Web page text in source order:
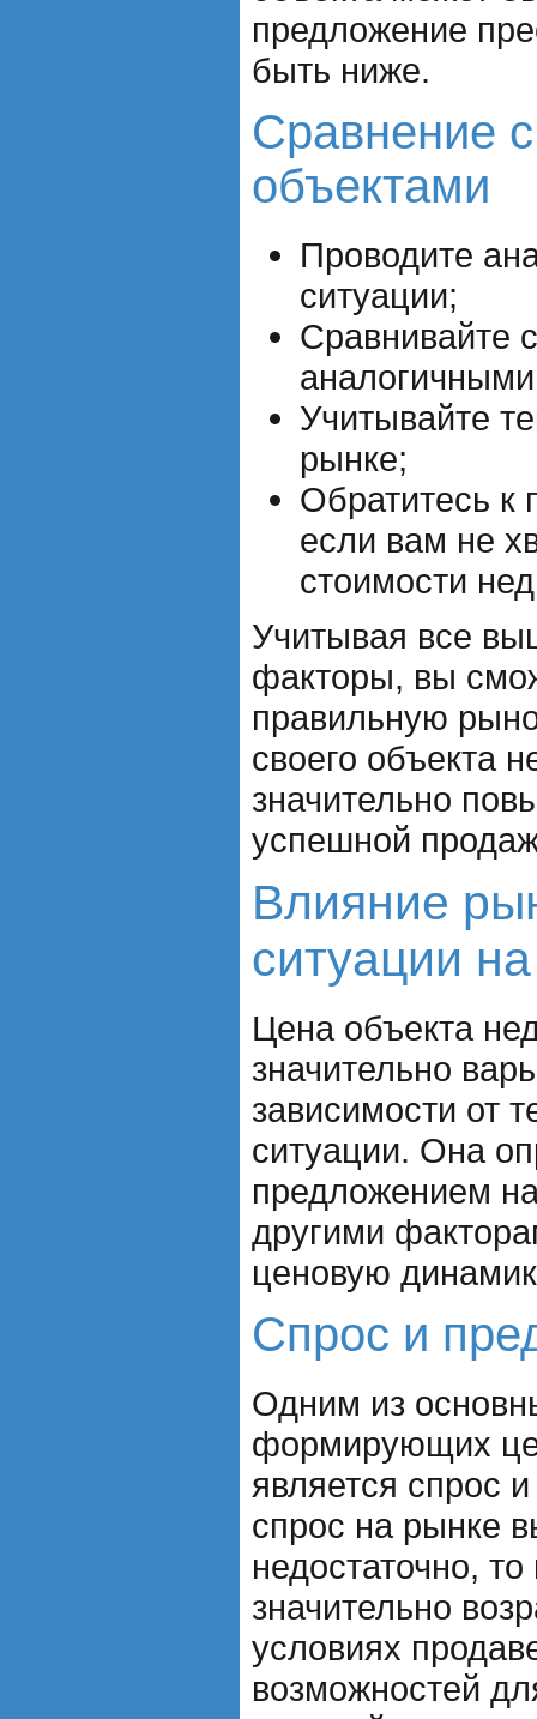
предложение
быть ниже.
Сравнение
объектами
Проводите
ситуации;
Сравнивайте
Учитывайте
рынке;
Обратитесь к
если вам не
стоимости
Учитывая все
факторы, вы
правильную
своего объекта
значительно
успешной
Влияние
ситуации
Цена объекта
значительно
зависимости от
ситуации. Она
предложением
другими
ценовую
Спрос и
Одним из
формирующих
является спрос
спрос на рынке
недостаточно,
значительно
условиях
возможностей